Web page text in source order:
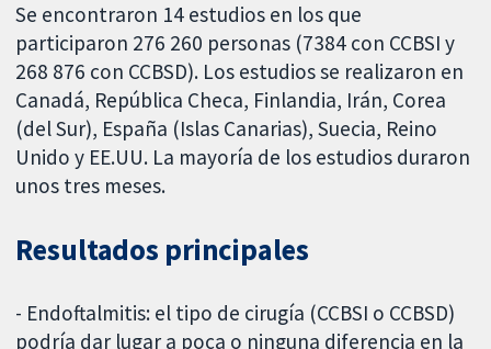
Se encontraron 14 estudios en los que
participaron 276 260 personas (7384 con CCBSI y
268 876 con CCBSD). Los estudios se realizaron en
Canadá, República Checa, Finlandia, Irán, Corea
(del Sur), España (Islas Canarias), Suecia, Reino
Unido y EE.UU. La mayoría de los estudios duraron
unos tres meses.
Resultados principales
- Endoftalmitis: el tipo de cirugía (CCBSI o CCBSD)
podría dar lugar a poca o ninguna diferencia en la